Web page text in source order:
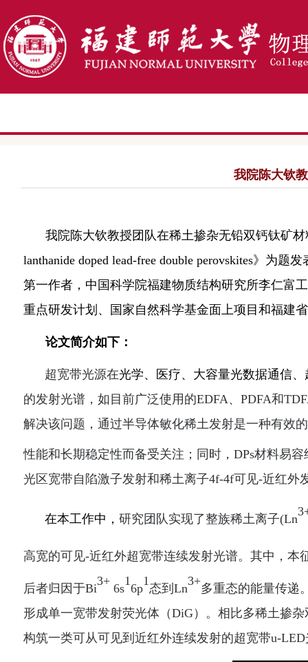
我院陈大钦
我院陈大钦教授 团队在稀土掺杂无铅双钙钛矿
lanthanide doped lead-free double perovskites》为题发
第一作者， 中国科学院福建物质结构研究所李仁富
重点研发计划、国家自然科学基金面上项目和福建
论文简介如下：
超宽带光源在光学、医疗、大容量光数据通信
的发射光谱，如目前广泛使用的EDFA、PDFA和
解决该问题，通过半导体敏化稀土发射是一种有效
性能和长期稳定性而备受关注；同时，DPs材料易
光区宽带自 陷激子发射和稀土离子4f-4f可见-近红外
在本工作中， 研究团队 实现了整族稀土离子(Ln
高宽的可见-近红外超宽带连续发射光谱。 其中， 本
后者归因于Bi
3+
6s
1
6p
1
态到 Ln
3+
多重态的能量传递
形成单一宽带发射荧光体（DiG）。相比多稀土掺杂
构筑一类可从可见到近红外连续发射的超宽带u-